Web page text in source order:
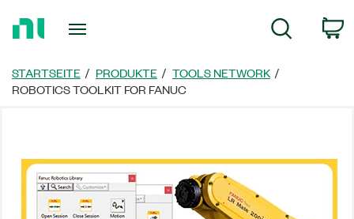
zur
Suche
STARTSEITE PRODUKTE
TOOLS NETWORK
ROBOTICS TOOLKIT FOR FANUC